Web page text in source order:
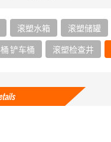
滚塑水箱 滚塑储罐
铲车桶 滚塑检查井